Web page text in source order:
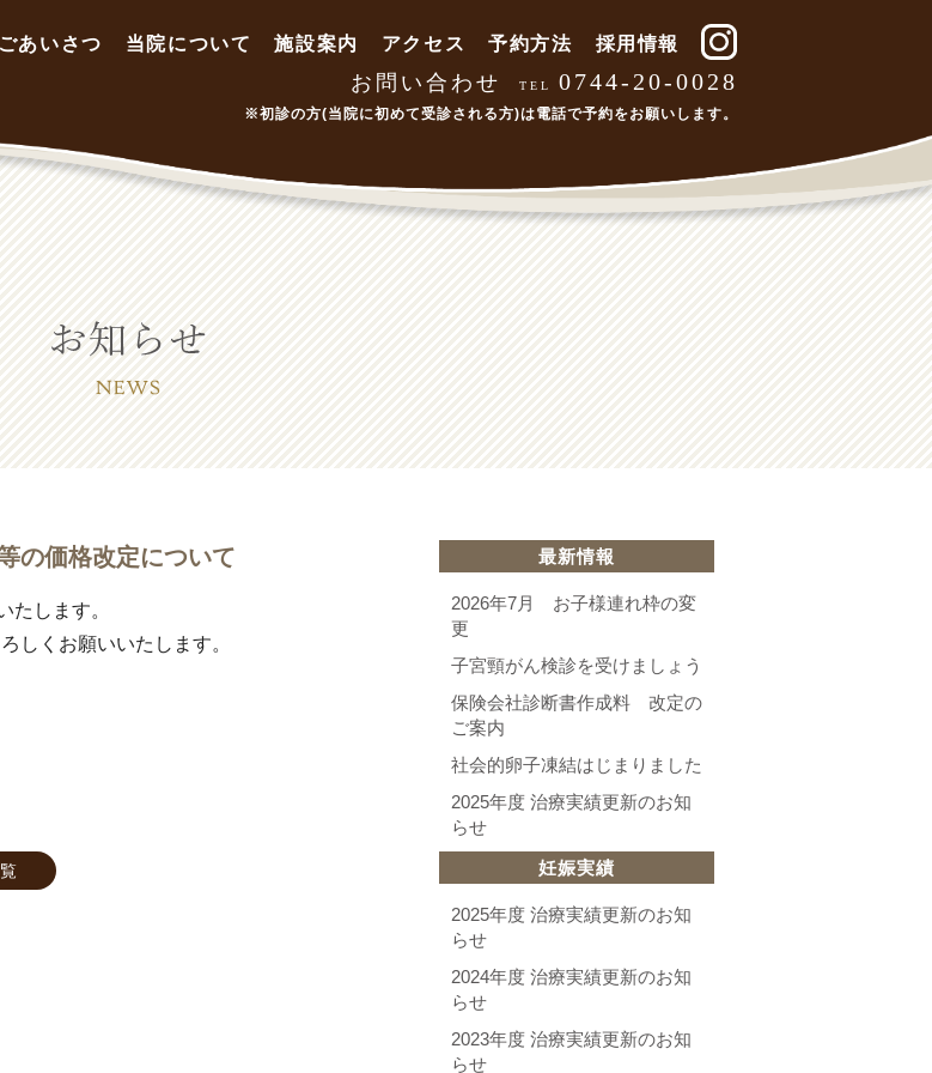
ごあいさつ 当院について 施設案内 アクセス 予約方法 採用情報
お問い合わせ TEL 0744-20-0028
※初診の方(当院に初めて受診される方)は電話で予約をお願いします。
の価格改定について
たします。
しくお願いいたします。
最新情報
2026年7月 お子様連れ枠の変
更
子宮頸がん検診を受けましょう
保険会社診断書作成料 改定の
ご案内
社会的卵子凍結はじまりました
2025年度 治療実績更新のお知
らせ
妊娠実績
2025年度 治療実績更新のお知
らせ
2024年度 治療実績更新のお知
らせ
2023年度 治療実績更新のお知
らせ